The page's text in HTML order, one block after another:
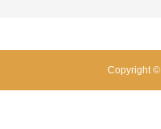
Copyright ©